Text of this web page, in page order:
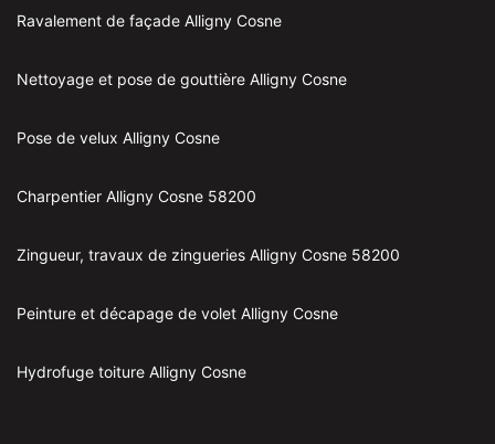
Ravalement de façade Alligny Cosne
Nettoyage et pose de gouttière Alligny Cosne
Pose de velux Alligny Cosne
Charpentier Alligny Cosne 58200
Zingueur, travaux de zingueries Alligny Cosne 58200
Peinture et décapage de volet Alligny Cosne
Hydrofuge toiture Alligny Cosne